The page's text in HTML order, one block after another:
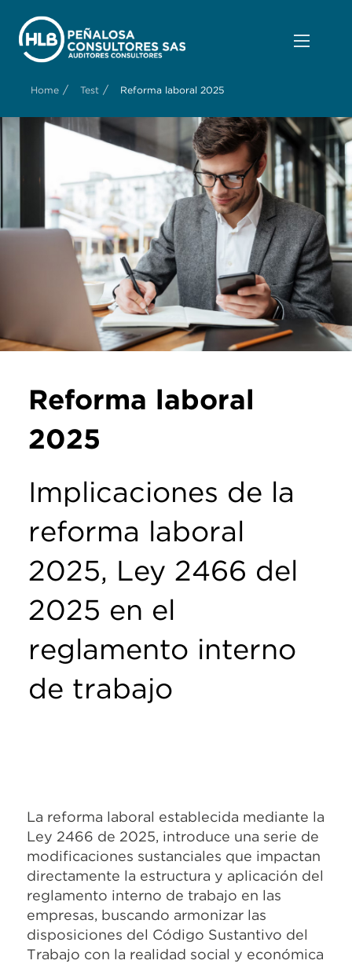
Home / Test / Reforma laboral 2025
Reforma laboral
2025
Implicaciones de la
reforma laboral
2025, Ley 2466 del
2025 en el
reglamento interno
de trabajo
La reforma laboral establecida mediante la
Ley 2466 de 2025, introduce una serie de
modificaciones sustanciales que impactan
directamente la estructura y aplicación del
reglamento interno de trabajo en las
empresas, buscando armonizar las
disposiciones del Código Sustantivo del
Trabajo con la realidad social y económica